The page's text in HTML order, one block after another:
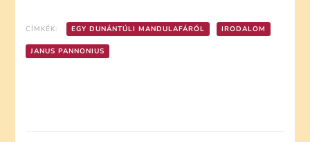
CÍMKÉK: EGY DUNÁNTÚLI MANDULAFÁRÓL IRODALOM
JANUS PANNONIUS